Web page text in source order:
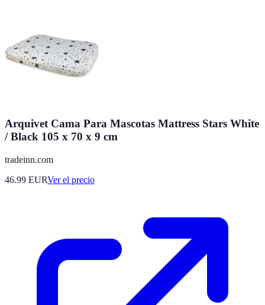
Arquivet Cama Para Mascotas Mattress Stars White
/ Black 105 x 70 x 9 cm
tradeinn.com
46.99 EURVer el precio